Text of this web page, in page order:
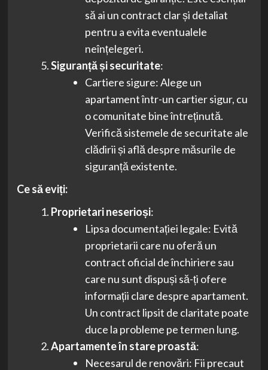
să ai un contract clar și detaliat
pentru a evita eventualele
neînțelegeri.
Siguranță și securitate:
Cartiere sigure: Alege un
apartament într-un cartier sigur, cu
o comunitate bine întreținută.
Verifică sistemele de securitate ale
clădirii și află despre măsurile de
siguranță existente.
Ce să eviți:
Proprietari neserioși:
Lipsa documentației legale: Evită
proprietarii care nu oferă un
contract oficial de închiriere sau
care nu sunt dispuși să-ți ofere
informații clare despre apartament.
Un contract lipsit de claritate poate
duce la probleme pe termen lung.
Apartamente în stare proastă:
Necesarul de renovări: Fii precaut